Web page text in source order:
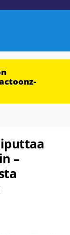
–